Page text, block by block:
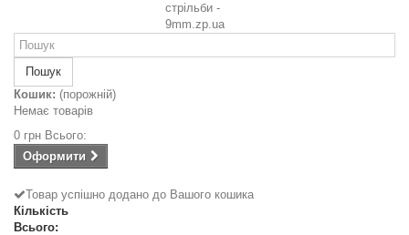
Пошук
Кошик: (порожній)
Немає товарів
0 грн Всього:
Оформити
Товар успішно додано до Вашого кошика
Кількість
Всього: